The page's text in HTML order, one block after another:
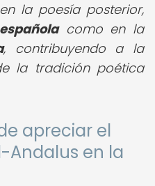
la poesía posterior,
españolacomo en la
, contribuyendo a la
la tradición poética
apreciar el
Andalus en la